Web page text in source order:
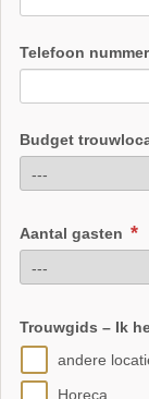
Telefoon nummer
Budget
Aantal gasten
Trouwgids – Ik
andere
Horeca